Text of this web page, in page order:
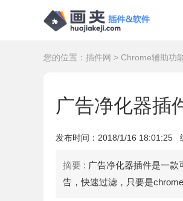
您的位置： 插件网 > Chrome辅助功
广告净化器插
发布时间： 2018/1/16 18:01:25
摘要 : 广告净化器插件是一
告，快速过滤，只要是